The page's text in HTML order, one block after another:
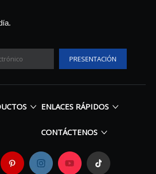
PRESENTACIÓN
ENLACES RÁPIDOS
CONTÁCTENOS